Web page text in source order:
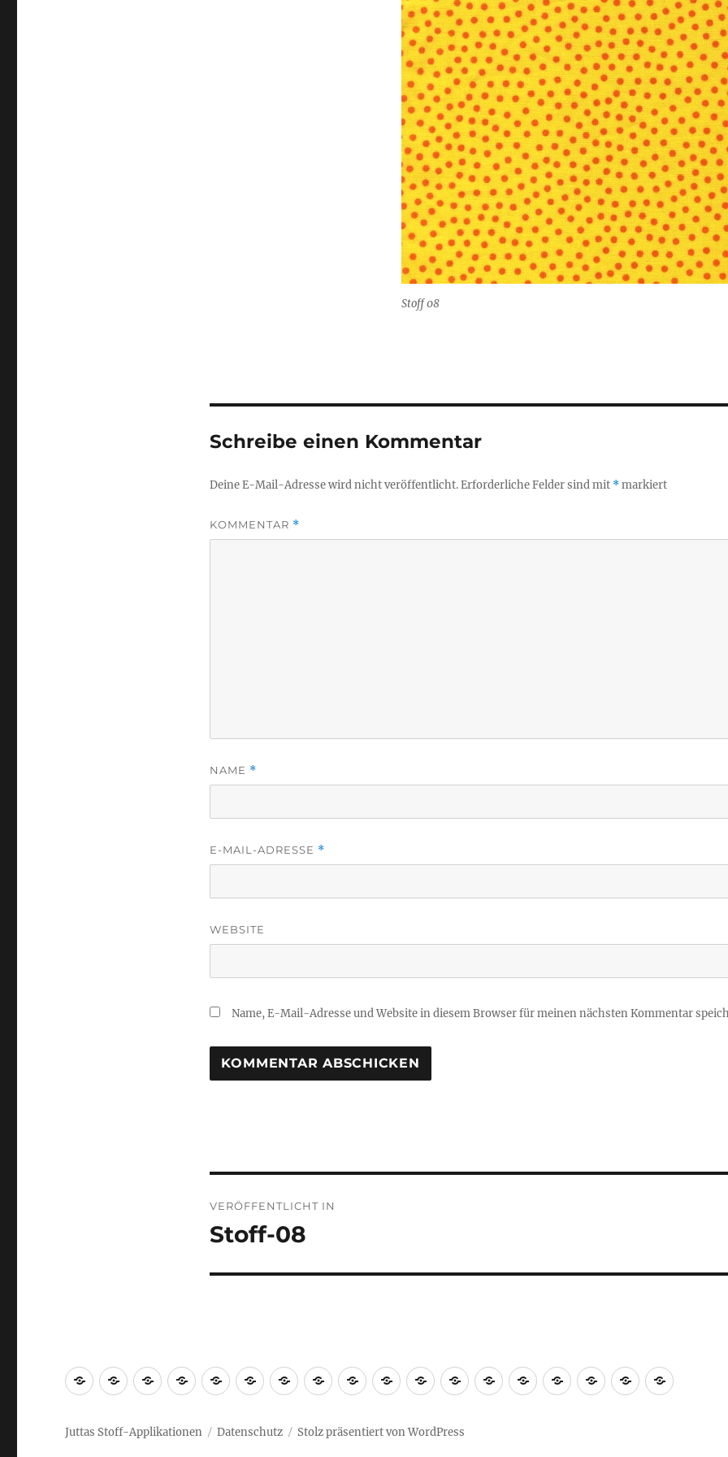
Stoff 08
Schreibe einen Kommentar
Deine E-Mail-Adresse wird nicht veröffentlicht.Erforderliche Felder sind mit *markiert
KOMMENTAR *
NAME *
E-MAIL-ADRESSE *
WEBSITE
Name, E-Mail-Adresse und Website in diesem Browser für meinen nächsten Kommentar
VERÖFFENTLICHT IN
Stoff-08
Schulartikel
Frotteewaren
Bettwäsche
…
für
Puppen
ImpressumBabyartikelKrabbeldecken
LätzeLinksIndividuelle
Kissen
Kissen
zur
Geburt
Nackenkissen
Schafkissen
Wärmeschaf
Kissen…Mund-
Nasen-
Datenschutz
Juttas Stoff-Applikationen Datenschutz Stolz präsentiert von WordPress